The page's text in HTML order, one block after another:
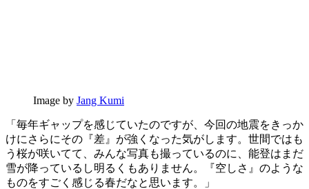
Image by Jang Kumi
「毎年ギャップを感じていたのですが、今回の地震をきっか
けにさらにその『差』が強くなった気がします。世間ではも
う桜が咲いてて、みんな写真も撮っているのに、能登はまだ
雪が降っているし明るくもありません。『空しさ』のような
ものをすごく感じる春だなと思います。」